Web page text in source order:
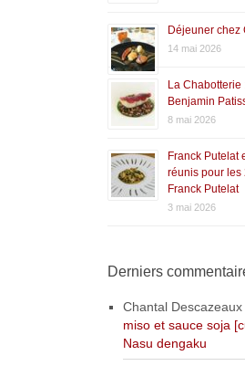
Déjeuner chez
14 mai 2026
La Chabotterie
Benjamin
8 mai 2026
Franck Putelat
réunis pour les
Franck Putelat
3 mai 2026
Derniers
Chantal Descazeaux
miso et sauce soja
Nasu dengaku